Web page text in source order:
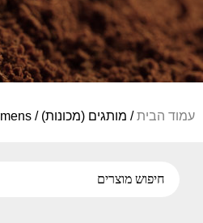
עמוד הבית/ מותגים (מכונות) / Siemens